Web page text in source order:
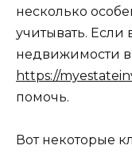
несколько
учитывать. Если
недвижимости
https://
помочь.
Вот некоторые